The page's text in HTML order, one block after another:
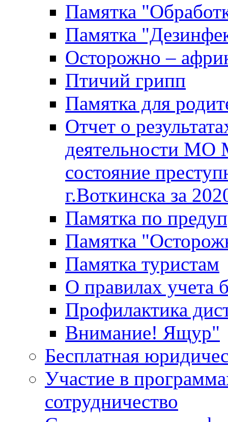
Памятка
Памятка
Осторожно –
Птичий грипп
Памятка для
Отчет о
деятельности МО
состояние
г.Воткинска за
Памятка по
Памятка
Памятка туристам
О правилах учета
Профилактика
Внимание! Ящур"
Бесплатная
Участие в
сотрудничество